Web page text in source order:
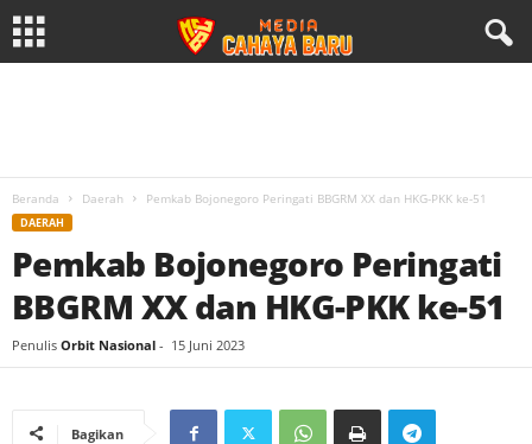
Beranda Daerah Pemkab Bojonegoro Peringati BBGRM XX dan HKG-PKK ke-51
DAERAH
Pemkab Bojonegoro Peringati
BBGRM XX dan HKG-PKK ke-51
Penulis Orbit Nasional - 15 Juni 2023
Bagikan